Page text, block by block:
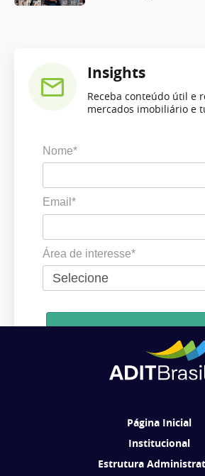
Insights
Receba conteúdo útil e
mercados imobiliário e
Nome*
Email*
Área de interesse*
Ao se cadastrar, você concorda em receber
Página Inicial
Institucional
Estrutura